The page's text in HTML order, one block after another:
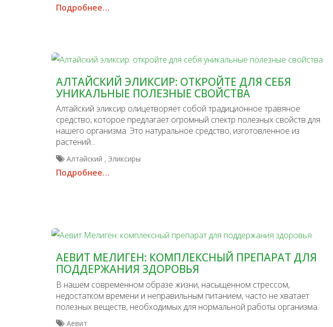
Подробнее…
АЛТАЙСКИЙ ЭЛИКСИР: ОТКРОЙТЕ ДЛЯ СЕБЯ
УНИКАЛЬНЫЕ ПОЛЕЗНЫЕ СВОЙСТВА
Алтайский эликсир олицетворяет собой традиционное травяное
средство, которое предлагает огромный спектр полезных свойств для
нашего организма. Это натуральное средство, изготовленное из
растений...
Алтайский , Эликсиры
Подробнее…
АЕВИТ МЕЛИГЕН: КОМПЛЕКСНЫЙ ПРЕПАРАТ ДЛЯ
ПОДДЕРЖАНИЯ ЗДОРОВЬЯ
В нашем современном образе жизни, насыщенном стрессом,
недостатком времени и неправильным питанием, часто не хватает
полезных веществ, необходимых для нормальной работы организма.
Аевит